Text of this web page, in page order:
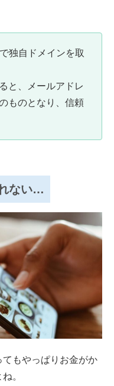
で独自ドメインを取
と、メールアドレ
ものとなり、信頼
ない…
もやっぱりお金がか
。